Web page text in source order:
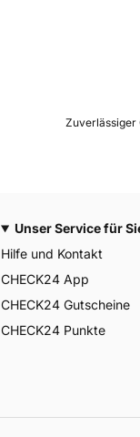
Zuverlässiger
Unser Service für
Hilfe und Kontakt
CHECK24 App
CHECK24 Gutscheine
CHECK24 Punkte